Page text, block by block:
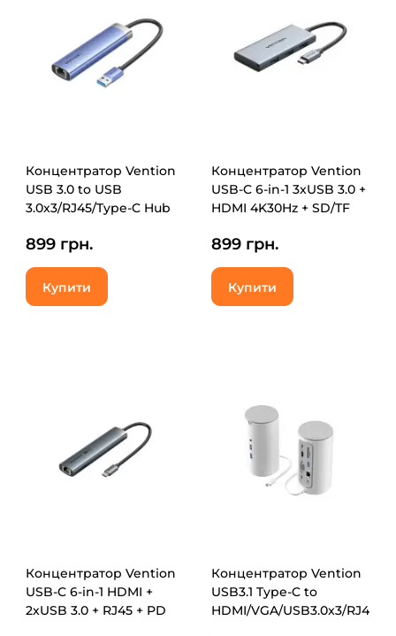
Концентратор Vention
USB 3.0 to USB
3.0x3/RJ45/Type-C Hub
in-1 (TGFSB)
899 грн.
Купити
Концентратор Vention
USB-C 6-in-1 3xUSB 3.0 +
HDMI 4K30Hz + SD/TF
899 грн.
Купити
Концентратор Vention
USB-C 6-in-1 HDMI +
2xUSB 3.0 + RJ45 + PD
Концентратор Vention
USB3.1 Type-C to
HDMI/VGA/USB3.0x3/RJ45/